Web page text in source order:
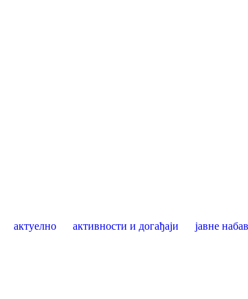
актуелно активности и догађаји јавне